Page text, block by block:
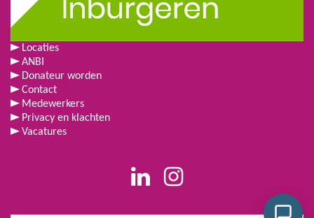
Locaties
ANBI
Donateur worden
Contact
Medewerkers
Privacy en klachten
Vacatures